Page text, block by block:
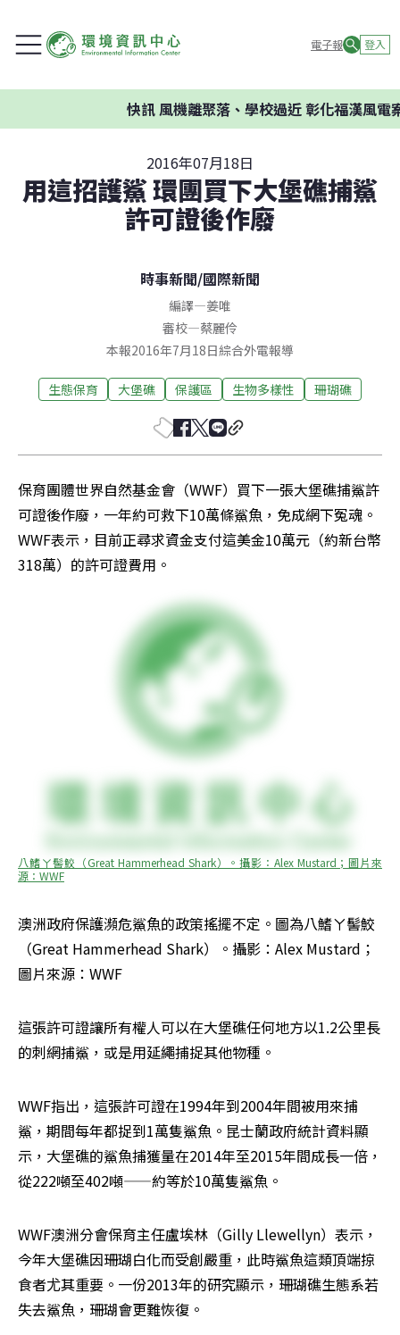
電子報 登入
快訊風機離聚落、學校過近 彰化福漢風電案
2016年07月18日
用這招護鯊 環團買下大堡礁捕鯊
許可證後作廢
時事新聞/國際新聞
編譯—姜唯
審校—蔡麗伶
本報2016年7月18日綜合外電報導
生態保育 大堡礁 保護區 生物多樣性 珊瑚礁
保育團體世界自然基金會（WWF）買下一張大堡礁捕鯊許
可證後作廢，一年約可救下10萬條鯊魚，免成網下冤魂。
WWF表示，目前正尋求資金支付這美金10萬元（約新台幣
318萬）的許可證費用。
八鰭ㄚ髻鮫（Great Hammerhead Shark）。攝影：Alex Mustard；圖片來
源：WWF
澳洲政府保護瀕危鯊魚的政策搖擺不定。圖為八鰭ㄚ髻鮫
（Great Hammerhead Shark）。攝影：Alex Mustard；
圖片來源：WWF
這張許可證讓所有權人可以在大堡礁任何地方以1.2公里長
的刺網捕鯊，或是用延繩捕捉其他物種。
WWF指出，這張許可證在1994年到2004年間被用來捕
鯊，期間每年都捉到1萬隻鯊魚。昆士蘭政府統計資料顯
示，大堡礁的鯊魚捕獲量在2014年至2015年間成長一倍，
從222噸至402噸——約等於10萬隻鯊魚。
WWF澳洲分會保育主任盧埃林（Gilly Llewellyn）表示，
今年大堡礁因珊瑚白化而受創嚴重，此時鯊魚這類頂端掠
食者尤其重要。一份2013年的研究顯示，珊瑚礁生態系若
失去鯊魚，珊瑚會更難恢復。